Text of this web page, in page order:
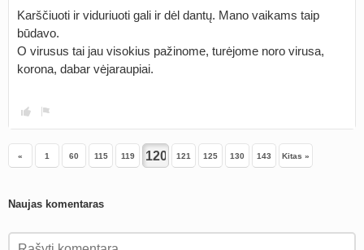
Karščiuoti ir viduriuoti gali ir dėl dantų. Mano vaikams taip
būdavo.
O virusus tai jau visokius pažinome, turėjome noro virusa,
korona, dabar vėjaraupiai.
« 1 60 115 119 121 125 130 143 Kitas »
Naujas komentaras